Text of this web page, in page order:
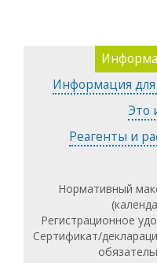
Sysmex CA-660 может
анализатора в
Sysmex СА-660
хромогенные и
Отвечая всем
анализатор
Sysmex CA-660 — это
анализатор с прочной
соответствующей
Design. Анализатор
дня в день в течение
Информация
Это
Реагенты и
Нормативный
Регистрационное
Сертификат/